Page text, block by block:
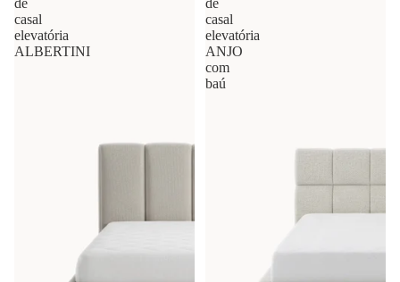
de
casal
elevatória
ALBERTINI
de
casal
elevatória
ANJO
com
baú